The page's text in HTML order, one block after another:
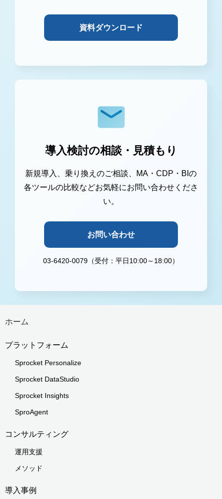
資料ダウンロード
導入検討の相談・見積もり
新規導入、乗り換えのご相談、MA・CDP・BIの
各ツールの比較などお気軽にお問い合わせくださ
い。
お問い合わせ
03-6420-0079（受付：平日10:00～18:00）
ホーム
プラットフォーム
Sprocket Personalize
Sprocket DataStudio
Sprocket Insights
SproAgent
コンサルティング
運用支援
メソッド
導入事例